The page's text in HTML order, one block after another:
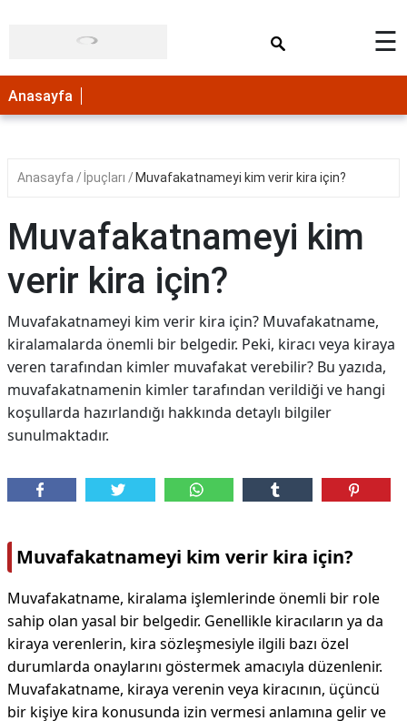
☰
Anasayfa
Anasayfa İpuçları Muvafakatnameyi kim verir kira için?
Muvafakatnameyi kim
verir kira için?
Muvafakatnameyi kim verir kira için? Muvafakatname,
kiralamalarda önemli bir belgedir. Peki, kiracı veya kiraya
veren tarafından kimler muvafakat verebilir? Bu yazıda,
muvafakatnamenin kimler tarafından verildiği ve hangi
koşullarda hazırlandığı hakkında detaylı bilgiler
sunulmaktadır.
Muvafakatnameyi kim verir kira için?
Muvafakatname, kiralama işlemlerinde önemli bir role
sahip olan yasal bir belgedir. Genellikle kiracıların ya da
kiraya verenlerin, kira sözleşmesiyle ilgili bazı özel
durumlarda onaylarını göstermek amacıyla düzenlenir.
Muvafakatname, kiraya verenin veya kiracının, üçüncü
bir kişiye kira konusunda izin vermesi anlamına gelir ve